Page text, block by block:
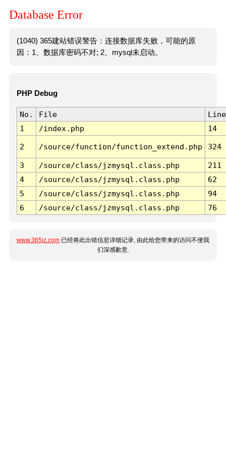
Database Error
(1040) 365建站错误警告：连接数据库失败，可能的原
因：1、数据库密码不对; 2、mysql未启动。
PHP Debug
No. File
Line
1
/index.php 14
2 /source/function/function_extend.php 324
3 /source/class/jzmysql.class.php
211
4
/source/class/jzmysql.class.php
62
5
/source/class/jzmysql.class.php
94
6
/source/class/jzmysql.class.php 76
www.365jz.com 已经将此出错信息详细记录, 由此给您带来的访问不便我
们深感歉意.